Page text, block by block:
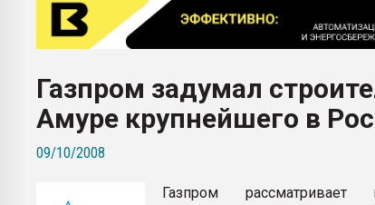
28.07.2026 "Технониколь" довольна
ситуацией на строительном рынке
Материал поверхности пуансона для
вакуумного формования
Газпром задумал
Амуре крупнейшего в
09/10/2008
Газпром рассматривает